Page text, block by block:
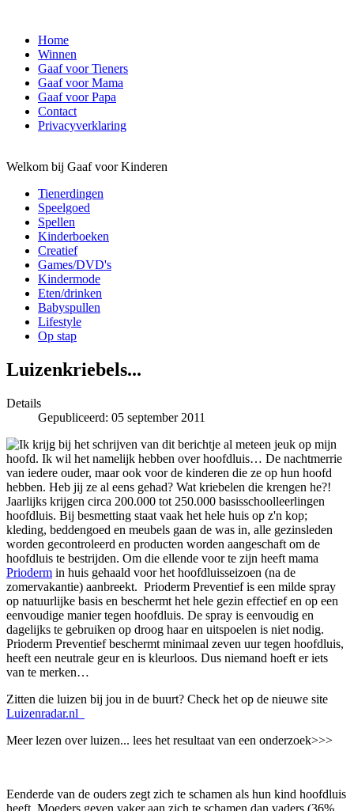
Home
Winnen
Gaaf voor Tieners
Gaaf voor Mama
Gaaf voor Papa
Contact
Privacyverklaring
Welkom bij Gaaf voor Kinderen
Tienerdingen
Speelgoed
Spellen
Kinderboeken
Creatief
Games/DVD's
Kindermode
Eten/drinken
Babyspullen
Lifestyle
Op stap
Luizenkriebels...
Details
Gepubliceerd: 05 september 2011
Ik krijg bij het schrijven van dit berichtje al meteen jeuk op mijn
hoofd. Ik wil het namelijk hebben over hoofdluis… De nachtmerrie
van iedere ouder, maar ook voor de kinderen die ze op hun hoofd
hebben. Heb jij ze al eens gehad? Wat kriebelen die krengen he?!
Jaarlijks krijgen circa 200.000 tot 250.000 basisschoolleerlingen
hoofdluis. Bij besmetting staat vaak het hele huis op z'n kop;
kleding, beddengoed en meubels gaan de was in, alle gezinsleden
worden gecontroleerd en producten worden aangeschaft om de
hoofdluis te bestrijden. Om die ellende voor te zijn heeft mama
Prioderm in huis gehaald voor het hoofdluisseizoen (na de
zomervakantie) aanbreekt. Prioderm Preventief is een milde spray
op natuurlijke basis en beschermt het hele gezin effectief en op een
eenvoudige manier tegen hoofdluis. De spray is eenvoudig en
dagelijks te gebruiken op droog haar en uitspoelen is niet nodig.
Prioderm Preventief beschermt minimaal zeven uur tegen hoofdluis,
heeft een neutrale geur en is kleurloos. Dus niemand hoeft er iets
van te merken…
Zitten die luizen bij jou in de buurt? Check het op de nieuwe site
Luizenradar.nl
Meer lezen over luizen... lees het resultaat van een onderzoek>>>
Eenderde van de ouders zegt zich te schamen als hun kind hoofdluis
heeft. Moeders geven vaker aan zich te schamen dan vaders (36%